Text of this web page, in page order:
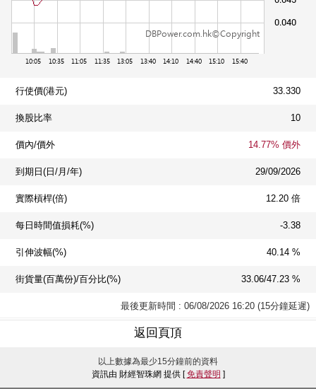
行使價(港元) 33.330
換股比率 10
價內/價外 14.77% 價外
到期日(日/月/年) 29/09/2026
實際槓桿(倍) 12.20 倍
每日時間值損耗(%) -3.38
引伸波幅(%) 40.14 %
街貨量(百萬份)/百分比(%) 33.06/47.23 %
最後更新時間 : 06/08/2026 16:20 (15分鐘延遲)
返回頁頂
以上數據為最少15分鐘前的資料
資訊由 財經智珠網 提供 [免責聲明 ]